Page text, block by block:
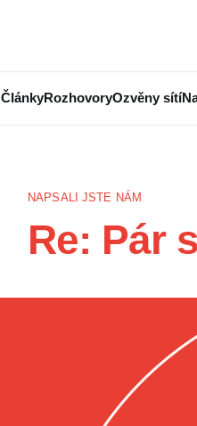
ČlánkyRozhovoryOzvěny sítí
NAPSALI JSTE NÁM
Re: Pár